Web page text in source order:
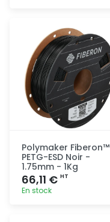
rapide
Polymaker Fiberon™
PETG-ESD Noir -
1.75mm - 1Kg
66,11 € HT
En stock